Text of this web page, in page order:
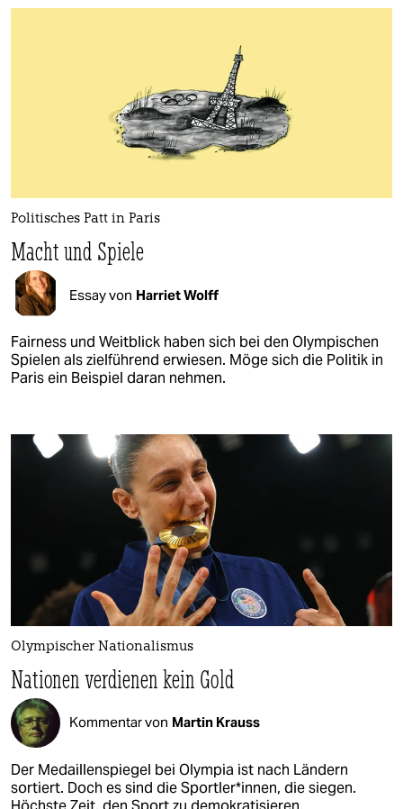
Politisches Patt in Paris
Macht und Spiele
Essay von Harriet Wolff
Fairness und Weitblick haben sich bei den Olympischen
Spielen als zielführend erwiesen. Möge sich die Politik in
Paris ein Beispiel daran nehmen.
Olympischer Nationalismus
Nationen verdienen kein Gold
Kommentar von Martin Krauss
Der Medaillenspiegel bei Olympia ist nach Ländern
sortiert. Doch es sind die Sportler*innen, die siegen.